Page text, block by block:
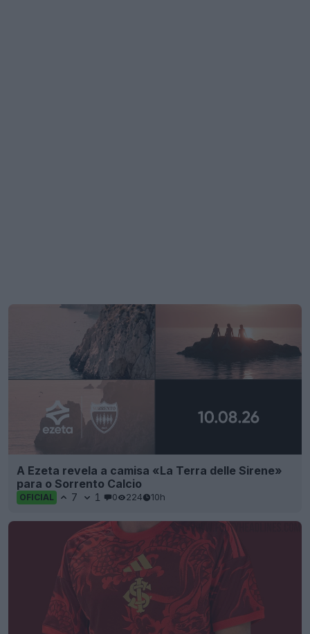
A Ezeta revela a camisa «La Terra delle Sirene»
para o Sorrento Calcio
OFICIAL 7 1 0 224 10h